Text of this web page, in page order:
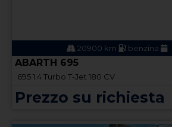
20900 km benzina
ABARTH 695
695 1.4 Turbo T-Jet 180 CV
Prezzo su richiesta